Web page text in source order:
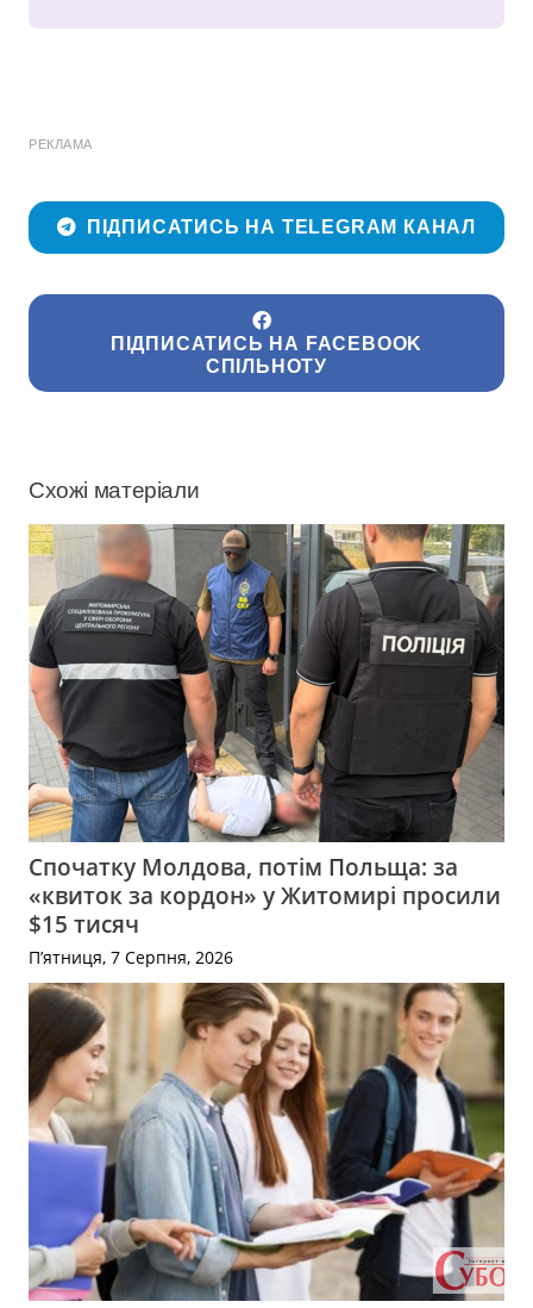
РЕКЛАМА
ПІДПИСАТИСЬ НА TELEGRAM КАНАЛ
ПІДПИСАТИСЬ НА FACEBOOK
СПІЛЬНОТУ
Схожі матеріали
Спочатку Молдова, потім Польща: за
«квиток за кордон» у Житомирі просили
$15 тисяч
П’ятниця, 7 Серпня, 2026